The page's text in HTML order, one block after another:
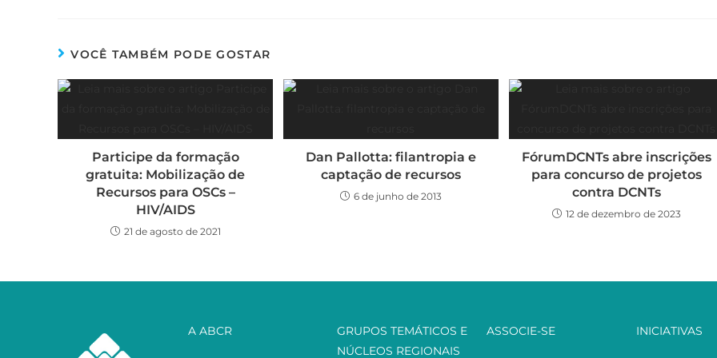
VOCÊ TAMBÉM PODE GOSTAR
Participe da formação
gratuita: Mobilização de
Recursos para OSCs –
HIV/AIDS
21 de agosto de 2021
Dan Pallotta: filantropia e
captação de recursos
6 de junho de 2013
FórumDCNTs abre inscrições
para concurso de projetos
contra DCNTs
12 de dezembro de 2023
A ABCR
GRUPOS TEMÁTICOS E
NÚCLEOS REGIONAIS
ASSOCIE-SE INICIATIVAS